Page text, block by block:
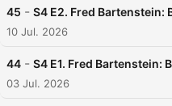
45 - S4 E2. Fred Bartenstein:
10 Jul. 2026
44 - S4 E1. Fred Bartenstein:
03 Jul. 2026